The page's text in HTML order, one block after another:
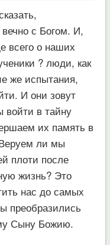
с Богом. И,
всего о наших
? люди, как
же испытания,
И они зовут
войти в тайну
их память в
ли мы
плоти после
жизнь? Это
нас до самых
преобразились
Сыну Божию.